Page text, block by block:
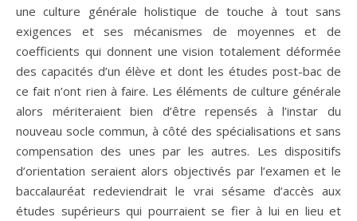
une culture générale holistique de touche à tout sans
exigences et ses mécanismes de moyennes et de
coefficients qui donnent une vision totalement déformée
des capacités d’un élève et dont les études post-bac de
ce fait n’ont rien à faire. Les éléments de culture générale
alors mériteraient bien d’être repensés à l’instar du
nouveau socle commun, à côté des spécialisations et sans
compensation des unes par les autres. Les dispositifs
d’orientation seraient alors objectivés par l’examen et le
baccalauréat redeviendrait le vrai sésame d’accès aux
études supérieurs qui pourraient se fier à lui en lieu et